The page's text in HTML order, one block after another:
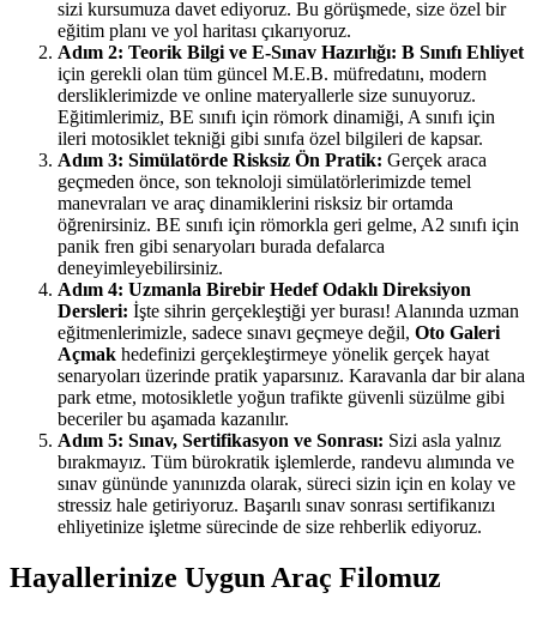
sizi kursumuza davet ediyoruz. Bu görüşmede, size özel bir
eğitim planı ve yol haritası çıkarıyoruz.
Adım 2: Teorik Bilgi ve E-Sınav Hazırlığı: B Sınıfı Ehliyet
için gerekli olan tüm güncel M.E.B. müfredatını, modern
dersliklerimizde ve online materyallerle size sunuyoruz.
Eğitimlerimiz, BE sınıfı için römork dinamiği, A sınıfı için
ileri motosiklet tekniği gibi sınıfa özel bilgileri de kapsar.
Adım 3: Simülatörde Risksiz Ön Pratik: Gerçek araca
geçmeden önce, son teknoloji simülatörlerimizde temel
manevraları ve araç dinamiklerini risksiz bir ortamda
öğrenirsiniz. BE sınıfı için römorkla geri gelme, A2 sınıfı için
panik fren gibi senaryoları burada defalarca
deneyimleyebilirsiniz.
Adım 4: Uzmanla Birebir Hedef Odaklı Direksiyon
Dersleri: İşte sihrin gerçekleştiği yer burası! Alanında uzman
eğitmenlerimizle, sadece sınavı geçmeye değil, Oto Galeri
Açmak hedefinizi gerçekleştirmeye yönelik gerçek hayat
senaryoları üzerinde pratik yaparsınız. Karavanla dar bir alana
park etme, motosikletle yoğun trafikte güvenli süzülme gibi
beceriler bu aşamada kazanılır.
Adım 5: Sınav, Sertifikasyon ve Sonrası: Sizi asla yalnız
bırakmayız. Tüm bürokratik işlemlerde, randevu alımında ve
sınav gününde yanınızda olarak, süreci sizin için en kolay ve
stressiz hale getiriyoruz. Başarılı sınav sonrası sertifikanızı
ehliyetinize işletme sürecinde de size rehberlik ediyoruz.
Hayallerinize Uygun Araç Filomuz